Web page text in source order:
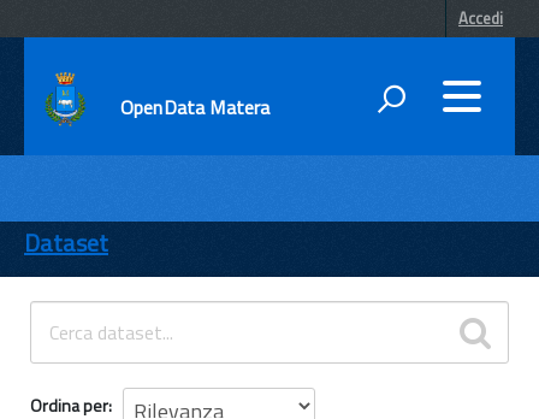
Accedi
OpenData Matera
ENTI
TEMI
INFORMAZIONI
Dataset
Ordina per